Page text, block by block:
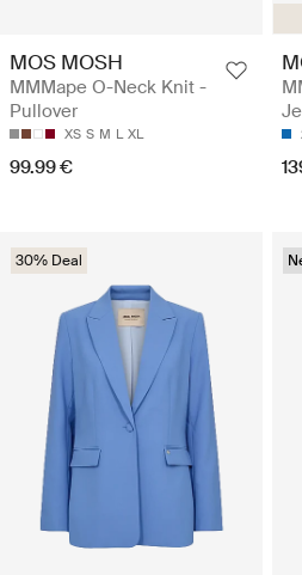
MOS MOSH
MMMape O-Neck Knit -
Pullover
XS S M L XL
99.99 €
30% Deal